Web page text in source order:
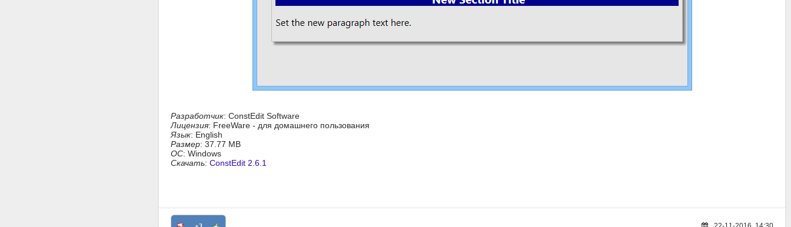
Разработчик: ConstEdit Software
Лицензия: FreeWare - для домашнего пользования
Язык: English
Размер: 37.77 MB
ОС: Windows
Скачать: ConstEdit 2.6.1